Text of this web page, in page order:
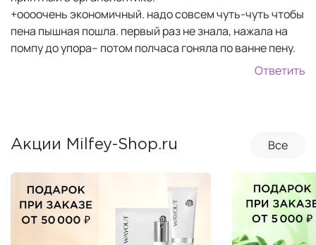
+оооочень экономичный. надо совсем чуть-чуть чтобы
пена пышная пошла. первый раз не знала, нажала на
помпу до упора-- потом полчаса гоняла по ванне пену.
Ответить
Акции Milfey-Shop.ru Все